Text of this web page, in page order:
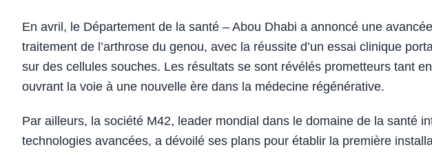
En avril, le Département de la santé – Abou Dhabi a annoncé une
traitement de l’arthrose du genou, avec la réussite d’un essai clinique
sur des cellules souches. Les résultats se sont révélés prometteurs tant
ouvrant la voie à une nouvelle ère dans la médecine régénérative.
Par ailleurs, la société M42, leader mondial dans le domaine de la santé
technologies avancées, a dévoilé ses plans pour établir la première